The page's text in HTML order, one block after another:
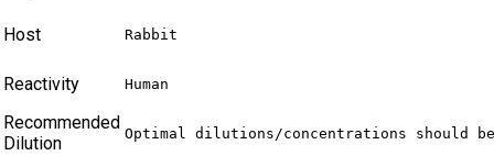
Host Rabbit
Reactivity Human
Recommended
Dilution
Optimal dilutions/concentrations should